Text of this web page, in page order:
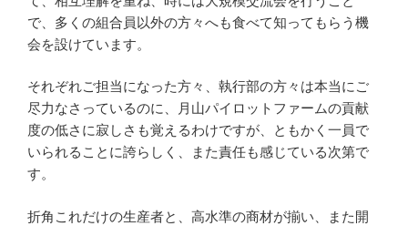
で、多くの組合員以外の方々へも食べて知ってもらう機
会を設けています。
それぞれご担当になった方々、執行部の方々は本当にご
尽力なさっているのに、月山パイロットファームの貢献
度の低さに寂しさも覚えるわけですが、ともかく一員で
いられることに誇らしく、また責任も感じている次第で
す。
折角これだけの生産者と、高水準の商材が揃い、また開